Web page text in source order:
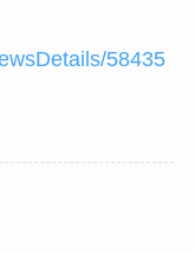
58435